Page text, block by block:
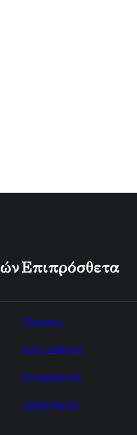
Επιπρόσθετα
Μάρκες
Δωροκάρτες
Συνεργάτες
Προσφορές